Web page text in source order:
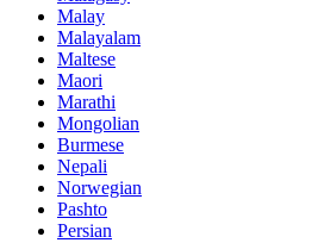
Malay
Malayalam
Maltese
Maori
Marathi
Mongolian
Burmese
Nepali
Norwegian
Pashto
Persian